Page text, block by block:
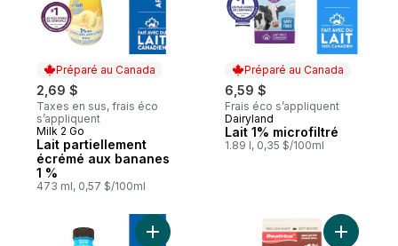
Préparé au Canada
2,69 $
Taxes en sus, frais éco
s’appliquent
Préparé au Canada
Milk 2 Go
Lait partiellement
écrémé aux bananes
1 %
473 ml, 0,57 $/100ml
Préparé au Canada
6,59 $
Frais éco s’appliquent
Préparé au Canada
Dairyland
Lait 1% microfiltré
1.89 l, 0,35 $/100ml
Ajouter Lait partiellement écrémé au
Ajouter